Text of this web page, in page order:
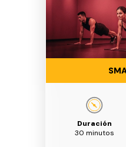
Duración
30 minutos